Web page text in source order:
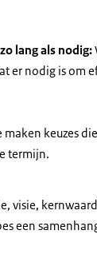
lang als nodig:
er nodig is om
maken keuzes
termijn.
visie,
een